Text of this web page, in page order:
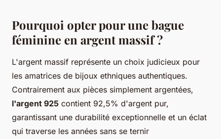
Pourquoi opter pour une bague
féminine en argent massif ?
L'argent massif représente un choix judicieux pour
les amatrices de bijoux ethniques authentiques.
Contrairement aux pièces simplement argentées,
l'argent 925 contient 92,5% d'argent pur,
garantissant une durabilité exceptionnelle et un éclat
qui traverse les années sans se ternir